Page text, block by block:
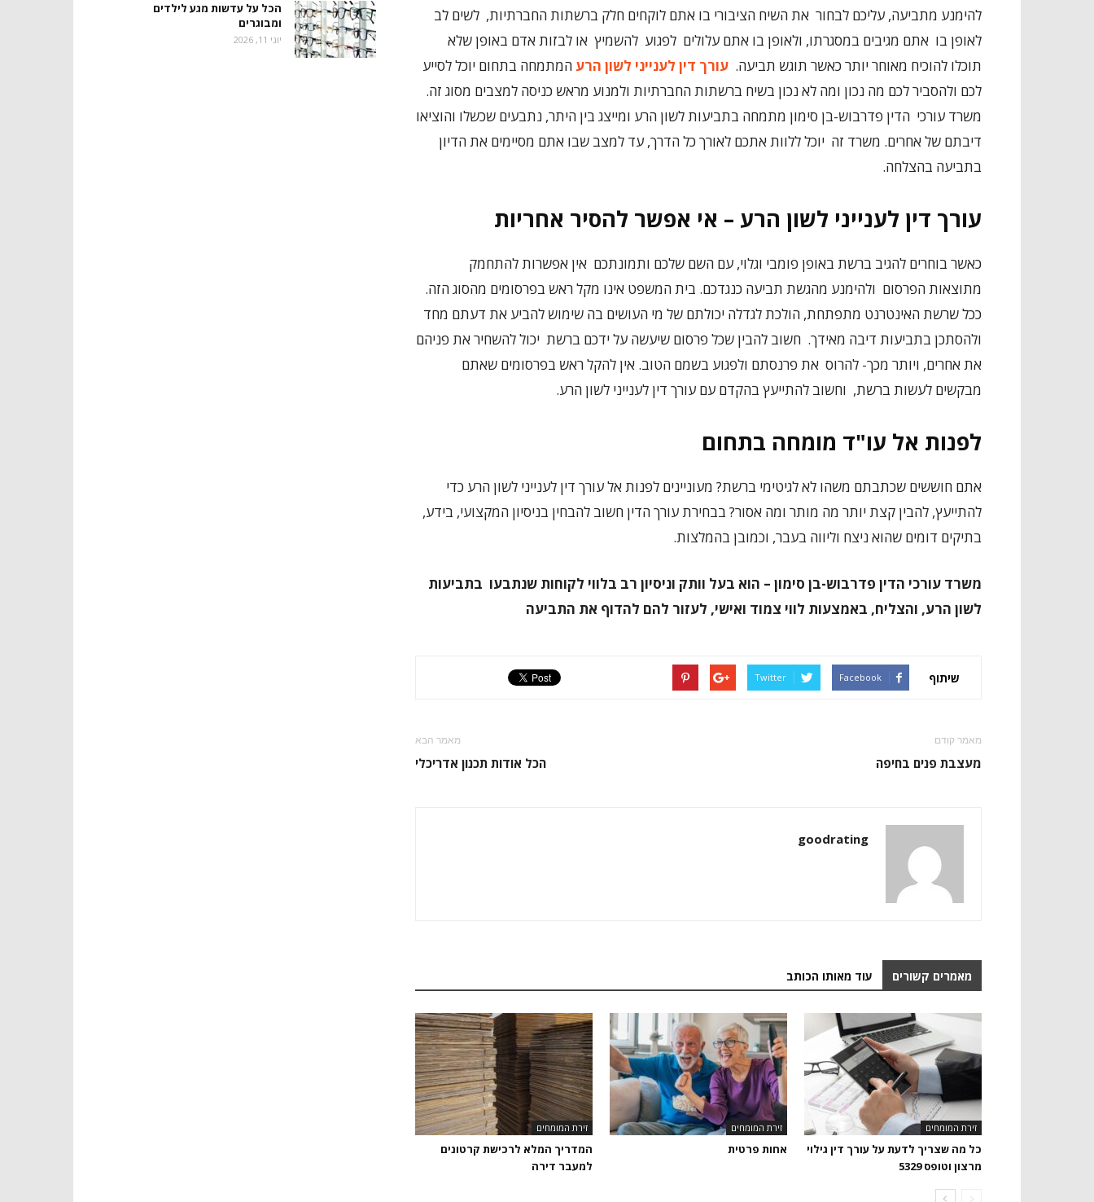
להימנע מתביעה, עליכם לבחור את השיח הציבורי בו אתם לוקחים חלק ברשתות החברתיות, לשים לב
לאופן בו אתם מגיבים במסגרתו, ולאופן בו אתם עלולים לפגוע להשמיץ או לבזות אדם באופן שלא
תוכלו להוכיח מאוחר יותר כאשר תוגש תביעה. עורך דין לענייני לשון הרע המתמחה בתחום יוכל לסייע
לכם ולהסביר לכם מה נכון ומה לא נכון בשיח ברשתות החברתיות ולמנוע מראש כניסה למצבים מסוג זה.
משרד עורכי הדין פדרבוש-בן סימון מתמחה בתביעות לשון הרע ומייצג בין היתר, נתבעים שכשלו והוציאו
דיבתם של אחרים. משרד זה יוכל ללוות אתכם לאורך כל הדרך, עד למצב שבו אתם מסיימים את הדיון
בתביעה בהצלחה.
עורך דין לענייני לשון הרע – אי אפשר להסיר אחריות
כאשר בוחרים להגיב ברשת באופן פומבי וגלוי, עם השם שלכם ותמונתכם אין אפשרות להתחמק
מתוצאות הפרסום ולהימנע מהגשת תביעה כנגדכם. בית המשפט אינו מקל ראש בפרסומים מהסוג הזה.
ככל שרשת האינטרנט מתפתחת, הולכת לגדלה יכולתם של מי העושים בה שימוש להביע את דעתם מחד
ולהסתכן בתביעות דיבה מאידך. חשוב להבין שכל פרסום שיעשה על ידכם ברשת יכול להשחיר את פניהם
את אחרים, ויותר מכך- להרוס את פרנסתם ולפגוע בשמם הטוב. אין להקל ראש בפרסומים שאתם
מבקשים לעשות ברשת, וחשוב להתייעץ בהקדם עם עורך דין לענייני לשון הרע.
לפנות אל עו"ד מומחה בתחום
אתם חוששים שכתבתם משהו לא לגיטימי ברשת? מעוניינים לפנות אל עורך דין לענייני לשון הרע כדי
להתייעץ, להבין קצת יותר מה מותר ומה אסור? בבחירת עורך הדין חשוב להבחין בניסיון המקצועי, בידע,
בתיקים דומים שהוא ניצח וליווה בעבר, וכמובן בהמלצות.
משרד עורכי הדין פדרבוש-בן סימון – הוא בעל וותק וניסיון רב בלווי לקוחות שנתבעו בתביעות
לשון הרע, והצליח, באמצעות לווי צמוד ואישי, לעזור להם להדוף את התביעה
שיתוף Facebook
Twitter
מאמר קודם
מעצבת פנים בחיפה
מאמר הבא
הכל אודות תכנון אדריכלי
goodrating
מאמרים קשורים עוד מאותו הכותב
זירת המומחים
כל מה שצריך לדעת על עורך דין גילוי
מרצון וטופס 5329
זירת המומחים
אחות פרטית
זירת המומחים
המדריך המלא לרכישת קרטונים
למעבר דירה
הכל על עדשות מגע לילדים
ומבוגרים
יוני 11, 2026